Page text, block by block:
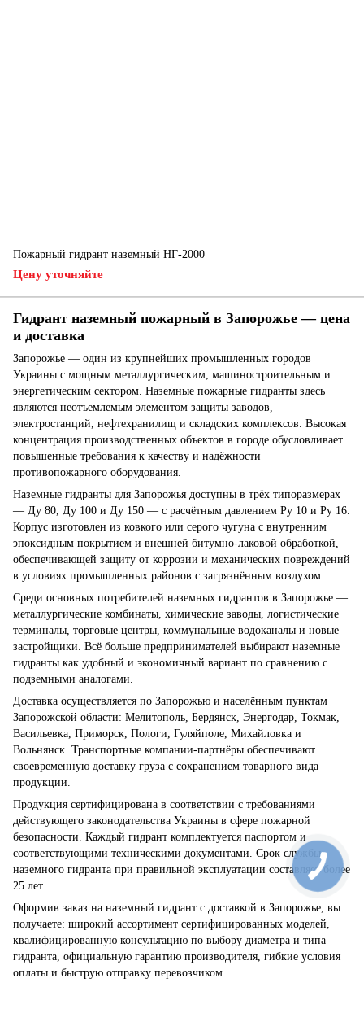
Пожарный гидрант наземный НГ-2000
Цену уточняйте
Гидрант наземный пожарный в Запорожье — цена
и доставка
Запорожье — один из крупнейших промышленных городов
Украины с мощным металлургическим, машиностроительным и
энергетическим сектором. Наземные пожарные гидранты здесь
являются неотъемлемым элементом защиты заводов,
электростанций, нефтехранилищ и складских комплексов. Высокая
концентрация производственных объектов в городе обусловливает
повышенные требования к качеству и надёжности
противопожарного оборудования.
Наземные гидранты для Запорожья доступны в трёх типоразмерах
— Ду 80, Ду 100 и Ду 150 — с расчётным давлением Ру 10 и Ру 16.
Корпус изготовлен из ковкого или серого чугуна с внутренним
эпоксидным покрытием и внешней битумно-лаковой обработкой,
обеспечивающей защиту от коррозии и механических повреждений
в условиях промышленных районов с загрязнённым воздухом.
Среди основных потребителей наземных гидрантов в Запорожье —
металлургические комбинаты, химические заводы, логистические
терминалы, торговые центры, коммунальные водоканалы и новые
застройщики. Всё больше предпринимателей выбирают наземные
гидранты как удобный и экономичный вариант по сравнению с
подземными аналогами.
Доставка осуществляется по Запорожью и населённым пунктам
Запорожской области: Мелитополь, Бердянск, Энергодар, Токмак,
Васильевка, Приморск, Пологи, Гуляйполе, Михайловка и
Вольнянск. Транспортные компании-партнёры обеспечивают
своевременную доставку груза с сохранением товарного вида
продукции.
Продукция сертифицирована в соответствии с требованиями
действующего законодательства Украины в сфере пожарной
безопасности. Каждый гидрант комплектуется паспортом и
соответствующими техническими документами. Срок службы
наземного гидранта при правильной эксплуатации составляет более
25 лет.
Оформив заказ на наземный гидрант с доставкой в Запорожье, вы
получаете: широкий ассортимент сертифицированных моделей,
квалифицированную консультацию по выбору диаметра и типа
гидранта, официальную гарантию производителя, гибкие условия
оплаты и быструю отправку перевозчиком.